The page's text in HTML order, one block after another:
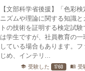
【文部科学省後援】「色彩
ニズムや理論に関する知識
トの技術を証明する検定試験
は学生ですが、社員教育の
している場合もあります。
じめ、インテリ...
school 受験した 1760 menu_book 受